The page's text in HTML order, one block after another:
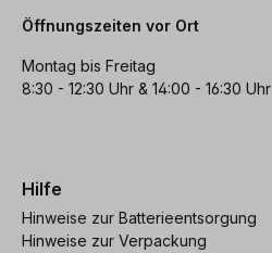
Öffnungszeiten vor Ort
Montag bis Freitag
8:30 - 12:30 Uhr & 14:00 - 16:30 Uhr
Hilfe
Hinweise zur Batterieentsorgung
Hinweise zur Verpackung